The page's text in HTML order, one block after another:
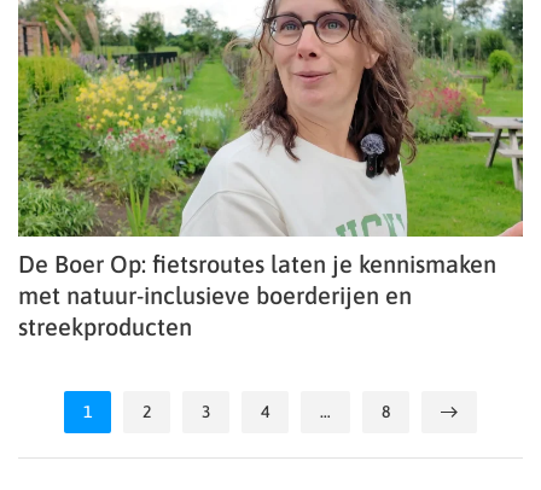
De Boer Op: fietsroutes laten je kennismaken
met natuur-inclusieve boerderijen en
streekproducten
1 2 3 4 … 8